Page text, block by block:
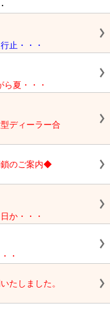
止・・・
夏・・・
ディーラー合
鎖のご案内◆
か・・・
・
たしました。